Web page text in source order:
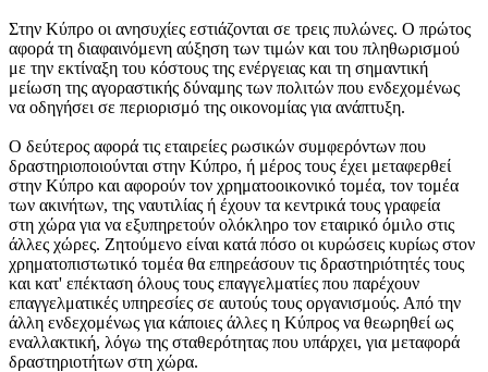
Στην Κύπρο οι ανησυχίες εστιάζονται σε τρεις πυλώνες. Ο πρώτος
αφορά τη διαφαινόμενη αύξηση των τιμών και του πληθωρισμού
με την εκτίναξη του κόστους της ενέργειας και τη σημαντική
μείωση της αγοραστικής δύναμης των πολιτών που ενδεχομένως
να οδηγήσει σε περιορισμό της οικονομίας για ανάπτυξη.
Ο δεύτερος αφορά τις εταιρείες ρωσικών συμφερόντων που
δραστηριοποιούνται στην Κύπρο, ή μέρος τους έχει μεταφερθεί
στην Κύπρο και αφορούν τον χρηματοοικονικό τομέα, τον τομέα
των ακινήτων, της ναυτιλίας ή έχουν τα κεντρικά τους γραφεία
στη χώρα για να εξυπηρετούν ολόκληρο τον εταιρικό όμιλο στις
άλλες χώρες. Ζητούμενο είναι κατά πόσο οι κυρώσεις κυρίως στον
χρηματοπιστωτικό τομέα θα επηρεάσουν τις δραστηριότητές τους
και κατ' επέκταση όλους τους επαγγελματίες που παρέχουν
επαγγελματικές υπηρεσίες σε αυτούς τους οργανισμούς. Από την
άλλη ενδεχομένως για κάποιες άλλες η Κύπρος να θεωρηθεί ως
εναλλακτική, λόγω της σταθερότητας που υπάρχει, για μεταφορά
δραστηριοτήτων στη χώρα.